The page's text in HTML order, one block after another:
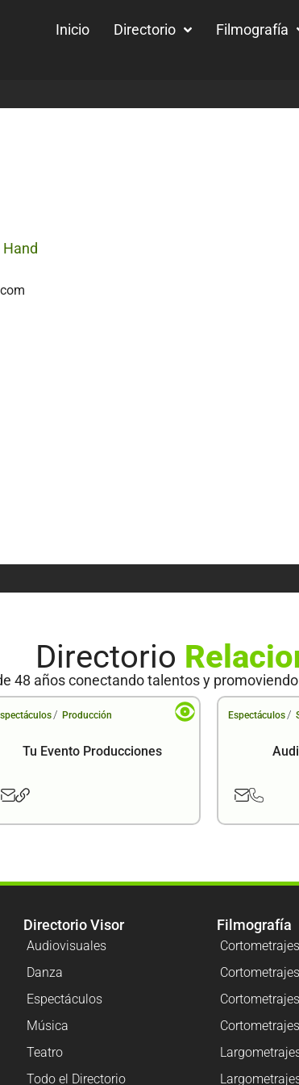
Inicio Directorio Filmografía
Directorio
48 años conectando talentos y
/ Producción
Tu Evento Producciones
Espectáculos /
Directorio Visor
Audiovisuales
Danza
Espectáculos
Música
Teatro
Todo el Directorio
Filmografía